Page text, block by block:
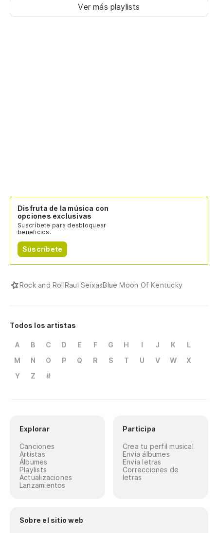
Ver más playlists
Disfruta de la música con
opciones exclusivas
Suscríbete para desbloquear
beneficios.
Suscríbete
Rock and RollRaul SeixasBlue Moon Of Kentucky
Todos los artistas
A B C D E F G H I J K
L
M
N O P Q R S T U V W
X
Y
Z #
Explorar
Canciones
Artistas
Álbumes
Playlists
Actualizaciones
Lanzamientos
Participa
Crea tu perfil musical
Envía álbumes
Envía letras
Correcciones de
letras
Sobre el sitio web